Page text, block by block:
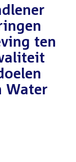
ten
Water